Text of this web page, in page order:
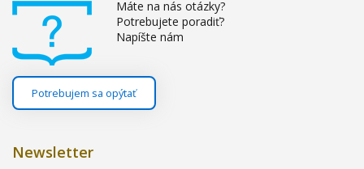
Máte na nás otázky?
Potrebujete poradiť?
Napíšte nám
Potrebujem sa opýtať
Newsletter